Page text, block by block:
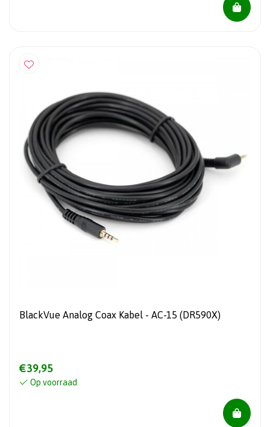
BlackVue Analog Coax Kabel - AC-15 (DR590X)
€39,95
Op voorraad